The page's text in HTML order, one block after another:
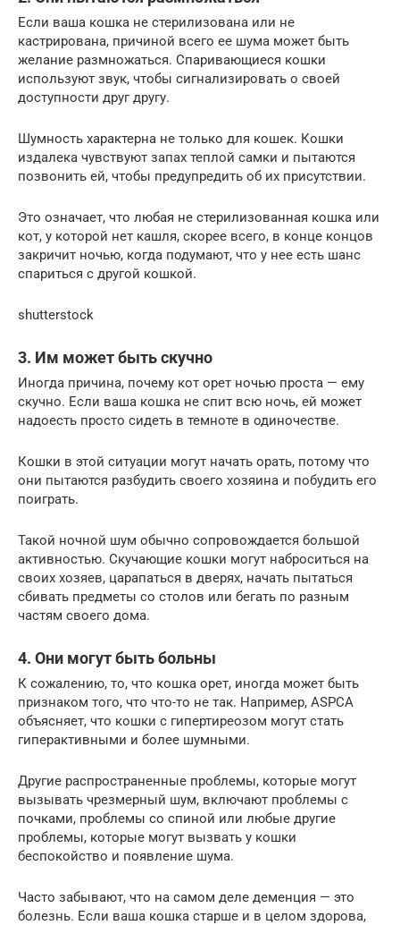
Если ваша кошка не стерилизована или не
кастрирована, причиной всего ее шума может быть
желание размножаться. Спаривающиеся кошки
используют звук, чтобы сигнализировать о своей
доступности друг другу.
Шумность характерна не только для кошек. Кошки
издалека чувствуют запах теплой самки и пытаются
позвонить ей, чтобы предупредить об их присутствии.
Это означает, что любая не стерилизованная кошка или
кот, у которой нет кашля, скорее всего, в конце концов
закричит ночью, когда подумают, что у нее есть шанс
спариться с другой кошкой.
shutterstock
3. Им может быть скучно
Иногда причина, почему кот орет ночью проста — ему
скучно. Если ваша кошка не спит всю ночь, ей может
надоесть просто сидеть в темноте в одиночестве.
Кошки в этой ситуации могут начать орать, потому что
они пытаются разбудить своего хозяина и побудить его
поиграть.
Такой ночной шум обычно сопровождается большой
активностью. Скучающие кошки могут наброситься на
своих хозяев, царапаться в дверях, начать пытаться
сбивать предметы со столов или бегать по разным
частям своего дома.
4. Они могут быть больны
К сожалению, то, что кошка орет, иногда может быть
признаком того, что что-то не так. Например, ASPCA
объясняет, что кошки с гипертиреозом могут стать
гиперактивными и более шумными.
Другие распространенные проблемы, которые могут
вызывать чрезмерный шум, включают проблемы с
почками, проблемы со спиной или любые другие
проблемы, которые могут вызвать у кошки
беспокойство и появление шума.
Часто забывают, что на самом деле деменция — это
болезнь. Если ваша кошка старше и в целом здорова,